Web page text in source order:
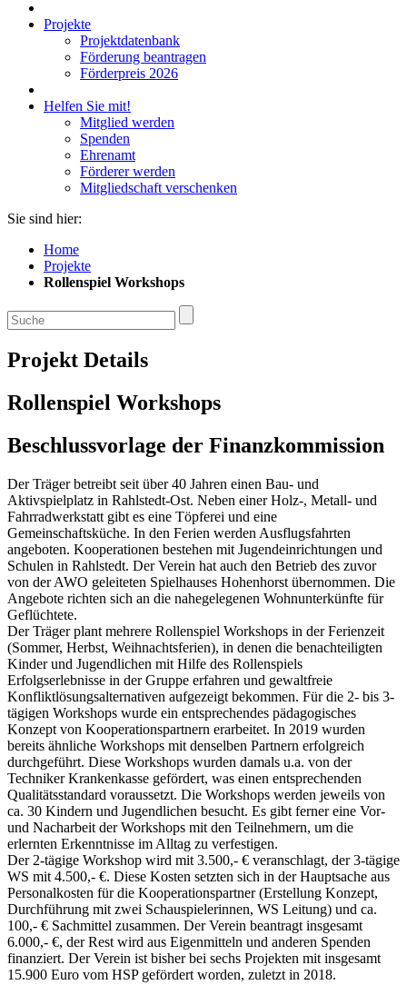
Projekte
Projektdatenbank
Förderung beantragen
Förderpreis 2026
Helfen Sie mit!
Mitglied werden
Spenden
Ehrenamt
Förderer werden
Mitgliedschaft verschenken
Sie sind hier:
Home
Projekte
Rollenspiel Workshops
Projekt Details
Rollenspiel Workshops
Beschlussvorlage der Finanzkommission
Der Träger betreibt seit über 40 Jahren einen Bau- und
Aktivspielplatz in Rahlstedt-Ost. Neben einer Holz-, Metall- und
Fahrradwerkstatt gibt es eine Töpferei und eine
Gemeinschaftsküche. In den Ferien werden Ausflugsfahrten
angeboten. Kooperationen bestehen mit Jugendeinrichtungen und
Schulen in Rahlstedt. Der Verein hat auch den Betrieb des zuvor
von der AWO geleiteten Spielhauses Hohenhorst übernommen. Die
Angebote richten sich an die nahegelegenen Wohnunterkünfte für
Geflüchtete.
Der Träger plant mehrere Rollenspiel Workshops in der Ferienzeit
(Sommer, Herbst, Weihnachtsferien), in denen die benachteiligten
Kinder und Jugendlichen mit Hilfe des Rollenspiels
Erfolgserlebnisse in der Gruppe erfahren und gewaltfreie
Konfliktlösungsalternativen aufgezeigt bekommen. Für die 2- bis 3-
tägigen Workshops wurde ein entsprechendes pädagogisches
Konzept von Kooperationspartnern erarbeitet. In 2019 wurden
bereits ähnliche Workshops mit denselben Partnern erfolgreich
durchgeführt. Diese Workshops wurden damals u.a. von der
Techniker Krankenkasse gefördert, was einen entsprechenden
Qualitätsstandard voraussetzt. Die Workshops werden jeweils von
ca. 30 Kindern und Jugendlichen besucht. Es gibt ferner eine Vor-
und Nacharbeit der Workshops mit den Teilnehmern, um die
erlernten Erkenntnisse im Alltag zu verfestigen.
Der 2-tägige Workshop wird mit 3.500,- € veranschlagt, der 3-tägige
WS mit 4.500,- €. Diese Kosten setzten sich in der Hauptsache aus
Personalkosten für die Kooperationspartner (Erstellung Konzept,
Durchführung mit zwei Schauspielerinnen, WS Leitung) und ca.
100,- € Sachmittel zusammen. Der Verein beantragt insgesamt
6.000,- €, der Rest wird aus Eigenmitteln und anderen Spenden
finanziert. Der Verein ist bisher bei sechs Projekten mit insgesamt
15.900 Euro vom HSP gefördert worden, zuletzt in 2018.